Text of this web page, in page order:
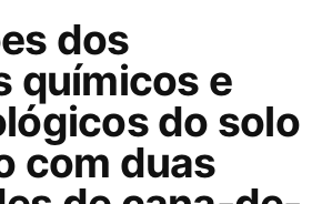
dos
químicos e
do solo
com duas